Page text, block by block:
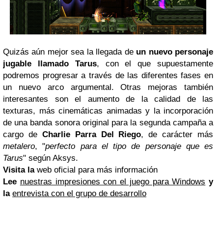
Quizás aún mejor sea la llegada de un nuevo personaje
jugable llamado Tarus, con el que supuestamente
podremos progresar a través de las diferentes fases en
un nuevo arco argumental. Otras mejoras también
interesantes son el aumento de la calidad de las
texturas, más cinemáticas animadas y la incorporación
de una banda sonora original para la segunda campaña a
cargo de Charlie Parra Del Riego, de carácter más
metalero, "perfecto para el tipo de personaje que es
Tarus" según Aksys.
Visita la web oficial para más información
Lee nuestras impresiones con el juego para Windows y
la entrevista con el grupo de desarrollo